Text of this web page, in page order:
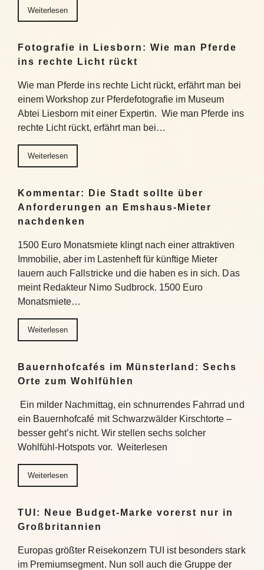
Weiterlesen
Fotografie in Liesborn: Wie man Pferde
ins rechte Licht rückt
Wie man Pferde ins rechte Licht rückt, erfährt man bei
einem Workshop zur Pferdefotografie im Museum
Abtei Liesborn mit einer Expertin. Wie man Pferde ins
rechte Licht rückt, erfährt man bei…
Weiterlesen
Kommentar: Die Stadt sollte über
Anforderungen an Emshaus-Mieter
nachdenken
1500 Euro Monatsmiete klingt nach einer attraktiven
Immobilie, aber im Lastenheft für künftige Mieter
lauern auch Fallstricke und die haben es in sich. Das
meint Redakteur Nimo Sudbrock. 1500 Euro
Monatsmiete…
Weiterlesen
Bauernhofcafés im Münsterland: Sechs
Orte zum Wohlfühlen
Ein milder Nachmittag, ein schnurrendes Fahrrad und
ein Bauernhofcafé mit Schwarzwälder Kirschtorte –
besser geht’s nicht. Wir stellen sechs solcher
Wohlfühl-Hotspots vor. Weiterlesen
Weiterlesen
TUI: Neue Budget-Marke vorerst nur in
Großbritannien
Europas größter Reisekonzern TUI ist besonders stark
im Premiumsegment. Nun soll auch die Gruppe der